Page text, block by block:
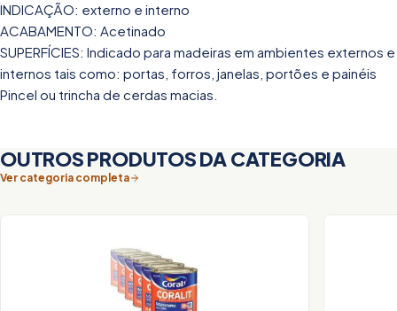
INDICAÇÃO: externo e interno
ACABAMENTO: Acetinado
SUPERFÍCIES: Indicado para madeiras em ambientes externos e
internos tais como: portas, forros, janelas, portões e painéis
Pincel ou trincha de cerdas macias.
OUTROS PRODUTOS DA CATEGORIA
Ver categoria completa